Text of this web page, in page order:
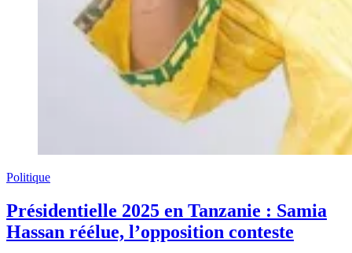
Politique
Présidentielle 2025 en Tanzanie : Samia
Hassan réélue, l’opposition conteste